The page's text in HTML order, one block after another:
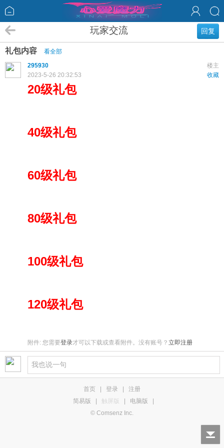
回复
玩家交流
礼包内容
看全部
楼主
295930
收藏
2023-5-26 20:32:53
20级礼包
40级礼包
60级礼包
80级礼包
100级礼包
120级礼包
附件: 您需要登录才可以下载或查看附件。没有账号？ 立即注册
首页 登录
注册
简易版
触屏版 电脑版
© Comsenz Inc.